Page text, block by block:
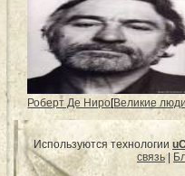
Роберт Де Ниро[Великие
Используются технологии
связь